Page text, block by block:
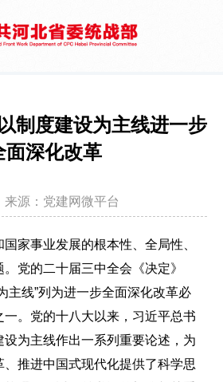
制度建设为主线进一步
面深化改革
来源：党建网微平台
家事业发展的根本性、全局性、
党的二十届三中全会《决定》
主线”列为进一步全面深化改革必
。党的十八大以来，习近平总书
为主线作出一系列重要论述，为
推进中国式现代化提供了科学思